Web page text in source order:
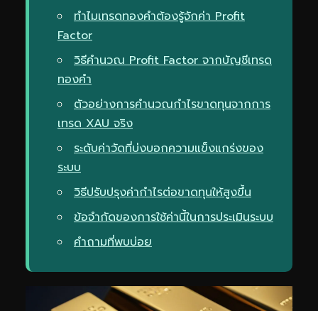
ทำไมเทรดทองคำต้องรู้จักค่า Profit
Factor
วิธีคำนวณ Profit Factor จากบัญชีเทรด
ทองคำ
ตัวอย่างการคำนวณกำไรขาดทุนจากการ
เทรด XAU จริง
ระดับค่าวัดที่บ่งบอกความแข็งแกร่งของ
ระบบ
วิธีปรับปรุงค่ากำไรต่อขาดทุนให้สูงขึ้น
ข้อจำกัดของการใช้ค่านี้ในการประเมินระบบ
คำถามที่พบบ่อย